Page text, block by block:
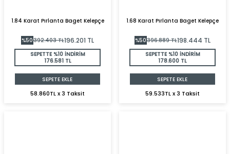
1.84 Karat Pırlanta Baget Kelepçe
%50392.403TL196.201 TL
SEPETTE %10 İNDİRİM
176.581 TL
SEPETE EKLE
58.860TL x 3 Taksit
1.68 Karat Pırlanta Baget Kelepçe
%50396.889TL198.444 TL
SEPETTE %10 İNDİRİM
178.600 TL
SEPETE EKLE
59.533TL x 3 Taksit